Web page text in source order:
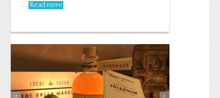
… Read more
der Fotografen